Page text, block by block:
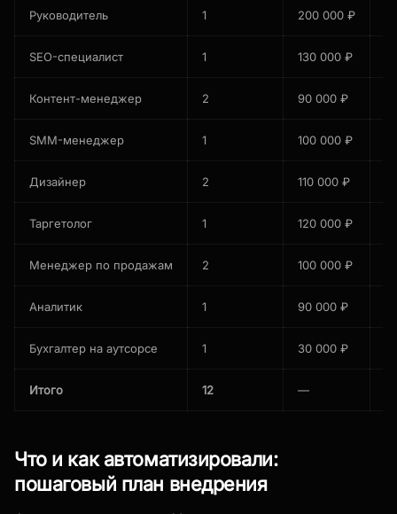
Руководитель 1 200 000 ₽
SEO-специалист 1 130 000 ₽
Контент-менеджер 2 90 000 ₽
SMM-менеджер 1 100 000 ₽
Дизайнер 2 110 000 ₽
Таргетолог 1 120 000 ₽
Менеджер по продажам 2 100 000 ₽
Аналитик 1 90 000 ₽
Бухгалтер на аутсорсе 1 30 000 ₽
Итого 12 —
Что и как автоматизировали:
пошаговый план внедрения